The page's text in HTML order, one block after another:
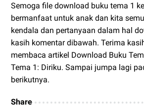
Semoga file download buku tema 1
bermanfaat untuk anak dan kita
kendala dan pertanyaan dalam hal
kasih komentar dibawah. Terima
membaca artikel Download Buku
Tema 1: Diriku. Sampai jumpa lagi
berikutnya.
Share